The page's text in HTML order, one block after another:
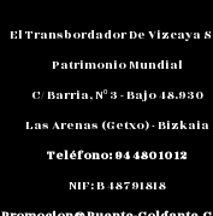
El Transbordador De Vizcaya
Patrimonio Mundial
C/ Barria, Nº 3 - Bajo 48.930
Las Arenas (Getxo) - Bizkaia
Teléfono: 94 480 10 12
NIF: B 48791818